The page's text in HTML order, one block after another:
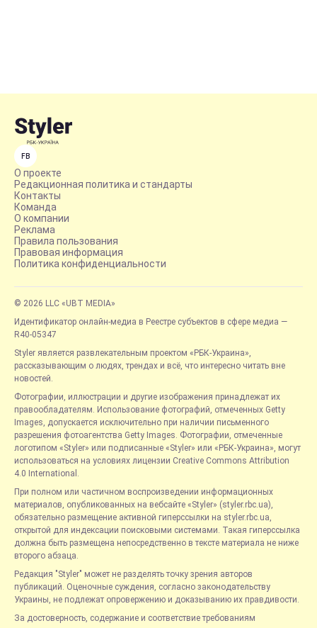
FB
О проекте
Редакционная политика и стандарты
Контакты
Команда
О компании
Реклама
Правила пользования
Правовая информация
Политика конфиденциальности
© 2026 LLC «UBT MEDIA»
Идентификатор онлайн-медиа в Реестре субъектов в сфере медиа —
R40-05347
Styler является развлекательным проектом «РБК-Украина»,
рассказывающим о людях, трендах и всё, что интересно читать вне
новостей.
Фотографии, иллюстрации и другие изображения принадлежат их
правообладателям. Использование фотографий, отмеченных Getty
Images, допускается исключительно при наличии письменного
разрешения фотоагентства Getty Images. Фотографии, отмеченные
логотипом «Styler» или подписанные «Styler» или «РБК-Украина», могут
использоваться на условиях лицензии Creative Commons Attribution
4.0 International.
При полном или частичном воспроизведении информационных
материалов, опубликованных на вебсайте «Styler» (styler.rbc.ua),
обязательно размещение активной гиперссылки на styler.rbc.ua,
открытой для индексации поисковыми системами. Такая гиперссылка
должна быть размещена непосредственно в тексте материала не ниже
второго абзаца.
Редакция "Styler" может не разделять точку зрения авторов
публикаций. Оценочные суждения, согласно законодательству
Украины, не подлежат опровержению и доказыванию их правдивости.
За достоверность, содержание и соответствие требованиям